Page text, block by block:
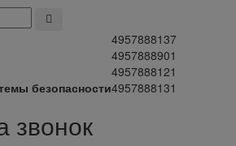
4957888137
4957888901
4957888121
безопасности4957888131
звонок